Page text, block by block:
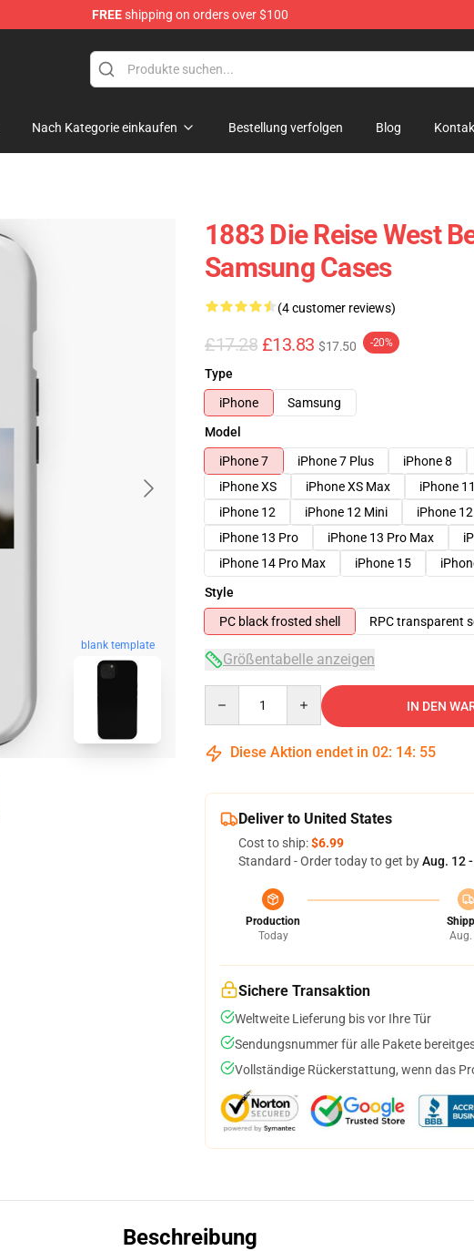
FREEshipping on orders over $100
Nach Kategorie einkaufen Bestellung verfolgen Blog
blank template
1883 Die Reise West
Samsung Cases
(4 customer reviews)
£17.28 £13.83 $17.50 -20%
Type
iPhone
Samsung
Model
iPhone 7
iPhone 7 Plus iPhone 8
iPhone XS
iPhone XS Max iPhone 11
iPhone 12
iPhone 12 Mini iPhone
iPhone 13 Pro
iPhone 13 Pro Max
iPhone 14 Pro Max
iPhone 15
Style
PC black frosted shell
RPC transparent
Größentabelle anzeigen
IN DEN
Diese Aktion endet in 02: 14: 54
Deliver to United States
Cost to ship:$6.99
Standard - Order today to get byAug. 12
Production
Today
Aug.
Sichere Transaktion
Weltweite Lieferung bis vor Ihre Tür
Sendungsnummer für alle Pakete
Vollständige Rückerstattung, wenn das
Beschreibung